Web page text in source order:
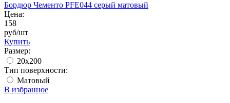
Бордюр Чементо PFE044 серый матовый
Цена:
158
руб/шт
Купить
Размер:
20х200
Тип поверхности:
Матовый
В избранное